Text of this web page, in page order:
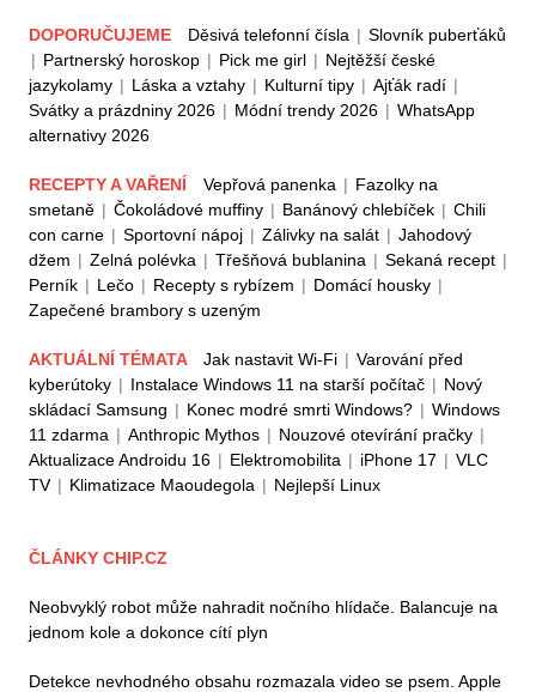
DOPORUČUJEME Děsivá telefonní čísla | Slovník puberťáků
| Partnerský horoskop | Pick me girl | Nejtěžší české
jazykolamy | Láska a vztahy | Kulturní tipy | Ajťák radí |
Svátky a prázdniny 2026 | Módní trendy 2026 | WhatsApp
alternativy 2026
RECEPTY A VAŘENÍ Vepřová panenka | Fazolky na
smetaně | Čokoládové muffiny | Banánový chlebíček | Chili
con carne | Sportovní nápoj | Zálivky na salát | Jahodový
džem | Zelná polévka | Třešňová bublanina | Sekaná recept |
Perník | Lečo | Recepty s rybízem | Domácí housky |
Zapečené brambory s uzeným
AKTUÁLNÍ TÉMATA Jak nastavit Wi-Fi | Varování před
kyberútoky | Instalace Windows 11 na starší počítač | Nový
skládací Samsung | Konec modré smrti Windows? | Windows
11 zdarma | Anthropic Mythos | Nouzové otevírání pračky |
Aktualizace Androidu 16 | Elektromobilita | iPhone 17 | VLC
TV | Klimatizace Maoudegola | Nejlepší Linux
ČLÁNKY CHIP.CZ
Neobvyklý robot může nahradit nočního hlídače. Balancuje na
jednom kole a dokonce cítí plyn
Detekce nevhodného obsahu rozmazala video se psem. Apple